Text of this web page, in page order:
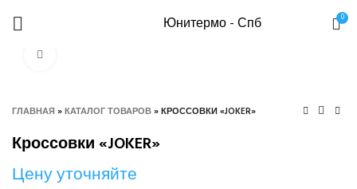
Юнитермо - Спб 0
ГЛАВНАЯ»КАТАЛОГ ТОВАРОВ»КРОССОВКИ «JOKER»
Кроссовки «JOKER»
Цену уточняйте